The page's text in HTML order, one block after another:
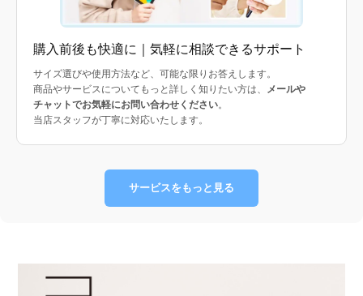
購入前後も快適に｜気軽に相談できるサポート
サイズ選びや使用方法など、可能な限りお答えします。
商品やサービスについてもっと詳しく知りたい方は、
メールや
チャットでお気軽にお問い合わせください。
当店スタッフが丁寧に対応いたします。
サービスをもっと見る